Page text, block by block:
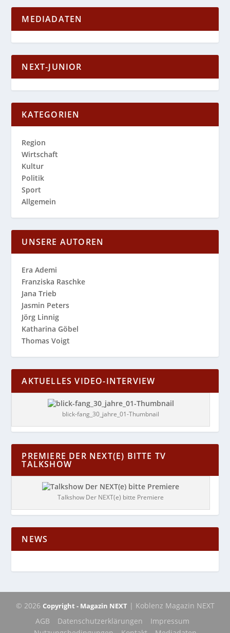
MEDIADATEN
NEXT-JUNIOR
KATEGORIEN
Region
Wirtschaft
Kultur
Politik
Sport
Allgemein
UNSERE AUTOREN
Era Ademi
Franziska Raschke
Jana Trieb
Jasmin Peters
Jörg Linnig
Katharina Göbel
Thomas Voigt
AKTUELLES VIDEO-INTERVIEW
blick-fang_30_jahre_01-Thumbnail
PREMIERE DER NEXT(E) BITTE TV
TALKSHOW
Talkshow Der NEXT(e) bitte Premiere
NEWS
© 2026 Copyright - Magazin NEXT| Koblenz Magazin NEXT
AGB
Datenschutzerklärungen
Impressum